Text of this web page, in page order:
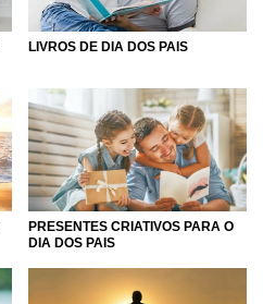
LIVROS DE DIA DOS PAIS
PRESENTES CRIATIVOS PARA O
DIA DOS PAIS